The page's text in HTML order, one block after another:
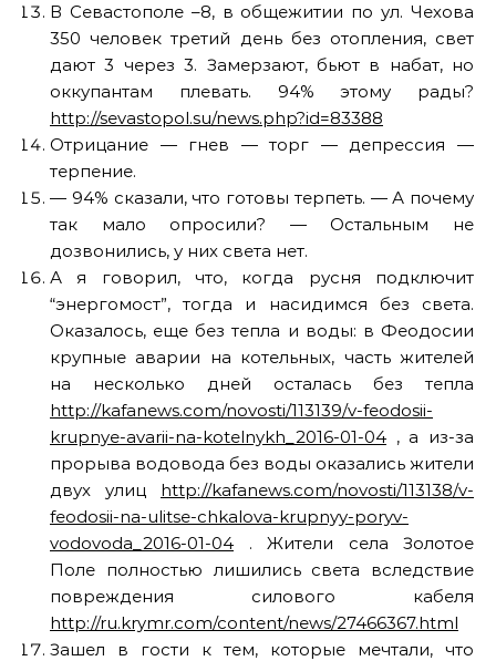
В Севастополе –8, в общежитии по ул. Чехова
350 человек третий день без отопления, свет
дают 3 через 3. Замерзают, бьют в набат, но
оккупантам плевать. 94% этому рады?
http://sevastopol.su/news.php?id=83388
Отрицание — гнев — торг — депрессия —
терпение.
— 94% сказали, что готовы терпеть. — А почему
так мало опросили? — Остальным не
дозвонились, у них света нет.
А я говорил, что, когда русня подключит
“энергомост”, тогда и насидимся без света.
Оказалось, еще без тепла и воды: в Феодосии
крупные аварии на котельных, часть жителей
на несколько дней осталась без тепла
http://kafanews.com/novosti/113139/v-feodosii-
krupnye-avarii-na-kotelnykh_2016-01-04 , а из-за
прорыва водовода без воды оказались жители
двух улиц http://kafanews.com/novosti/113138/v-
feodosii-na-ulitse-chkalova-krupnyy-poryv-
vodovoda_2016-01-04 . Жители села Золотое
Поле полностью лишились света вследствие
повреждения силового кабеля
http://ru.krymr.com/content/news/27466367.html
Зашел в гости к тем, которые мечтали, что